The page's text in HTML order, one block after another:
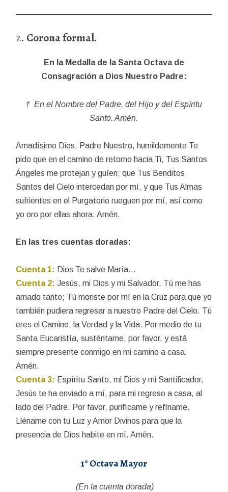
2. Corona formal.
En la Medalla de la Santa Octava de
Consagración a Dios Nuestro Padre:
† En el Nombre del Padre, del Hijo y del Espíritu
Santo. Amén.
Amadísimo Dios, Padre Nuestro, humildemente Te
pido que en el camino de retorno hacia Ti, Tus Santos
Ángeles me protejan y guíen; que Tus Benditos
Santos del Cielo intercedan por mí, y que Tus Almas
sufrientes en el Purgatorio rueguen por mí, así como
yo oro por ellas ahora. Amén.
En las tres cuentas doradas:
Cuenta 1: Dios Te salve María…
Cuenta 2: Jesús, mi Dios y mi Salvador, Tú me has
amado tanto; Tú moriste por mí en la Cruz para que yo
también pudiera regresar a nuestro Padre del Cielo. Tú
eres el Camino, la Verdad y la Vida. Por medio de tu
Santa Eucaristía, susténtame, por favor, y está
siempre presente conmigo en mi camino a casa.
Amén.
Cuenta 3: Espíritu Santo, mi Dios y mi Santificador,
Jesús te ha enviado a mí, para mi regreso a casa, al
lado del Padre. Por favor, purifícame y refíname.
Lléname con tu Luz y Amor Divinos para que la
presencia de Dios habite en mí. Amén.
1° Octava Mayor
(En la cuenta dorada)